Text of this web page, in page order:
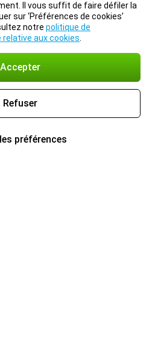
Il vous suffit de faire défiler la
sur ‘Préférences de cookies’
notre politique de
relative aux cookies
Accepter
Refuser
préférences